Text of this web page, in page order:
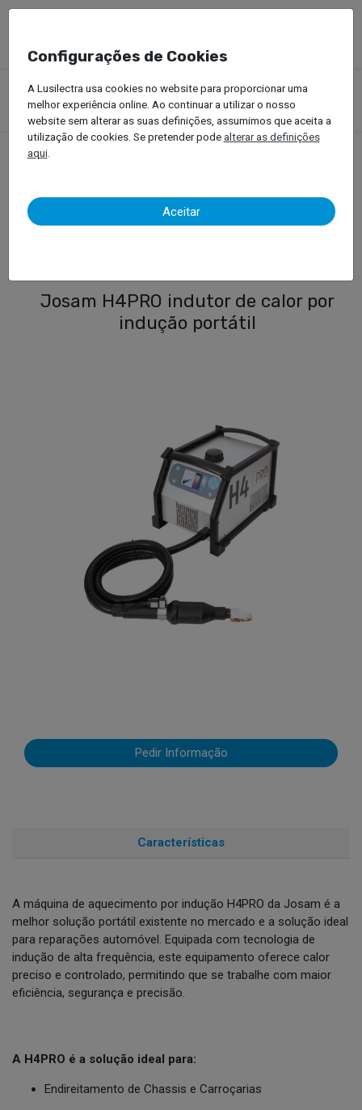
Produtos Equipamentos Oficinais
Soldar, Rebitar e Indução
Aquecimento por Indução
H4PRO – Máquina de Aquecimento por Indução Portátil
H4PRO – Máquina de
Aquecimento por Indução
Josam H4PRO indutor de calor por
indução portátil
Pedir Informação
Características
A máquina de aquecimento por indução H4PRO da Josam é a
melhor solução portátil existente no mercado e a solução ideal
para reparações automóvel. Equipada com tecnologia de
indução de alta frequência, este equipamento oferece calor
preciso e controlado, permitindo que se trabalhe com maior
eficiência, segurança e precisão.
A H4PRO é a solução ideal para:
Endireitamento de Chassis e Carroçarias
Configurações de Cookies
A Lusilectra usa cookies no website para proporcionar uma
melhor experiência online. Ao continuar a utilizar o nosso
website sem alterar as suas definições, assumimos que aceita a
utilização de cookies. Se pretender podealterar as definições
aqui.
Aceitar